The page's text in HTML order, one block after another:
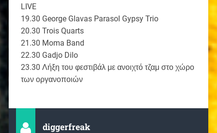
LIVE
19.30 George Glavas Parasol Gypsy Trio
20.30 Trois Quarts
21.30 Moma Band
22.30 Gadjo Dilo
23.30 Λήξη του φεστιβάλ με ανοιχτό τζαμ στο χώρο
των οργανοποιών
diggerfreak